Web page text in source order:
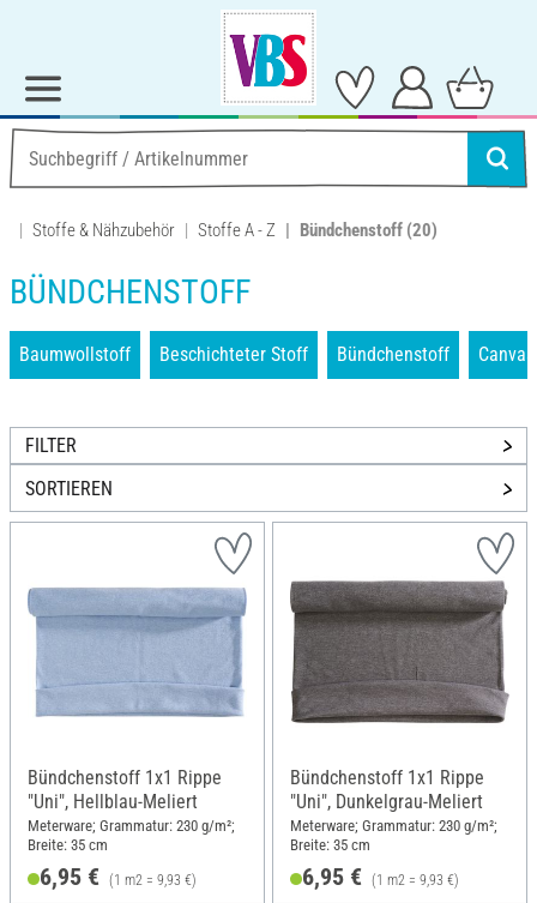
Stoffe & Nähzubehör Stoffe A - Z Bündchenstoff (20)
BÜNDCHENSTOFF
Baumwollstoff Beschichteter Stoff Bündchenstoff
FILTER
SORTIEREN
Bündchenstoff 1x1 Rippe
"Uni", Hellblau-Meliert
Meterware; Grammatur: 230 g/m²;
Breite: 35 cm
6,95 € (1 m2 = 9,93 €)
Bündchenstoff 1x1 Rippe
"Uni", Dunkelgrau-Meliert
Meterware; Grammatur: 230 g/m²;
Breite: 35 cm
6,95 € (1 m2 = 9,93 €)